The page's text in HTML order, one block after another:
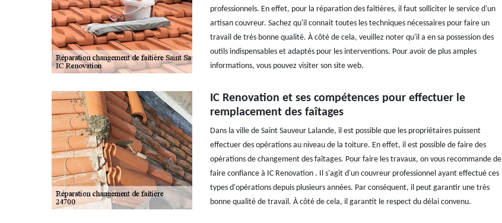
professionnels. En effet, pour la réparation des faîtières, il faut solliciter le service d'un
artisan couvreur. Sachez qu'il connait toutes les techniques nécessaires pour faire un
travail de très bonne qualité. À côté de cela, veuillez noter qu'il a en sa possession des
outils indispensables et adaptés pour les interventions. Pour avoir de plus amples
informations, vous pouvez visiter son site web.
IC Renovation et ses compétences pour effectuer le
remplacement des faîtages
Dans la ville de Saint Sauveur Lalande, il est possible que les propriétaires puissent
effectuer des opérations au niveau de la toiture. En effet, il est possible de faire des
opérations de changement des faîtages. Pour faire les travaux, on vous recommande de
faire confiance à IC Renovation . Il s'agit d'un couvreur professionnel ayant effectué ces
types d'opérations depuis plusieurs années. Par conséquent, il peut garantir une très
bonne qualité de travail. À côté de cela, il garantit le respect du délai convenu.